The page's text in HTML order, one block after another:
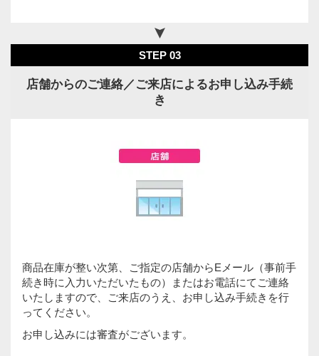
STEP 03
店舗からのご連絡／ご来店によるお申し込み手続
き
商品在庫が整い次第、ご指定の店舗からEメール（事前手
続き時に入力いただいたもの）またはお電話にてご連絡
いたしますので、ご来店のうえ、お申し込み手続きを行
ってください。
お申し込みには審査がございます。